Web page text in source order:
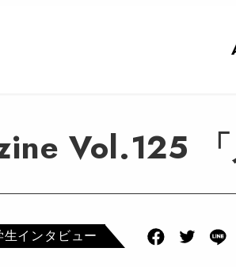
Vol.125 「
ー
生インタビュー